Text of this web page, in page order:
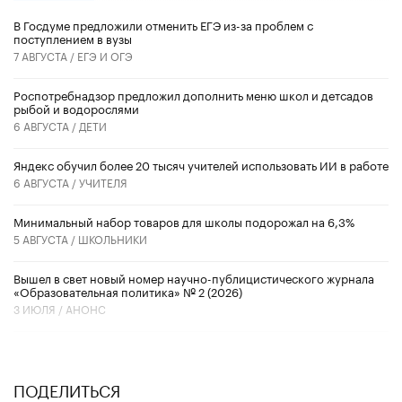
В Госдуме предложили отменить ЕГЭ из-за проблем с
поступлением в вузы
7 АВГУСТА / ЕГЭ И ОГЭ
Роспотребнадзор предложил дополнить меню школ и детсадов
рыбой и водорослями
6 АВГУСТА / ДЕТИ
​Яндекс обучил более 20 тысяч учителей использовать ИИ в работе
6 АВГУСТА /УЧИТЕЛЯ
Минимальный набор товаров для школы подорожал на 6,3%
5 АВГУСТА / ШКОЛЬНИКИ
Вышел в свет новый номер научно-публицистического журнала
«Образовательная политика» № 2 (2026)
3 ИЮЛЯ / АНОНС
ПОДЕЛИТЬСЯ